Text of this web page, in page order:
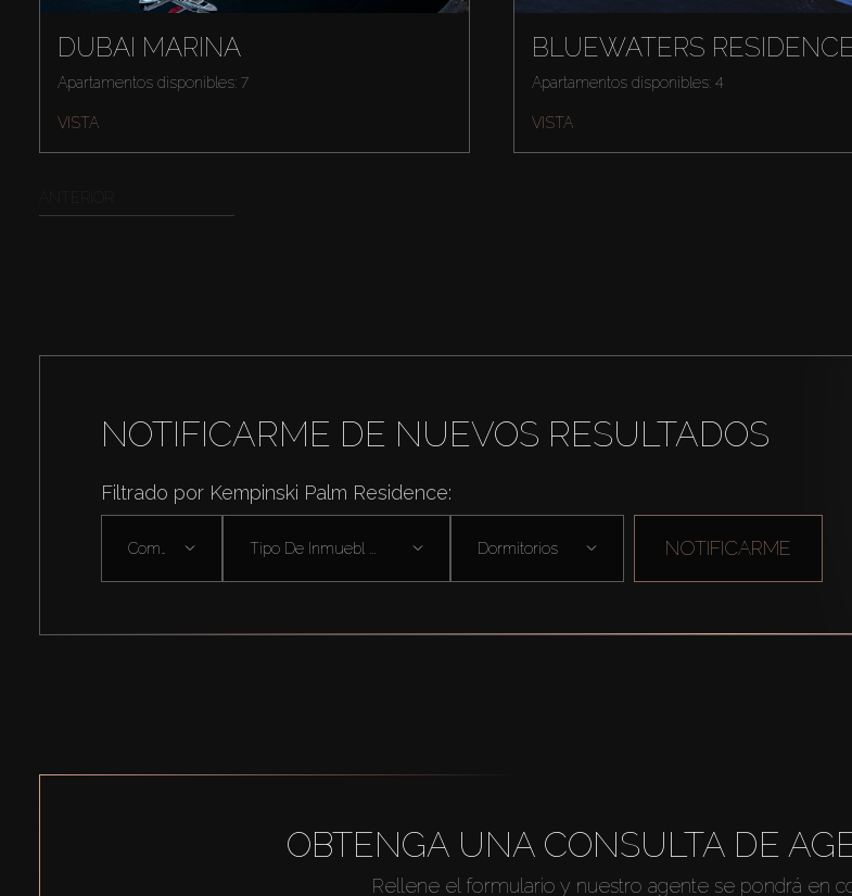
DUBAI MARINA
Apartamentos disponibles: 7
VISTA
BLUEWATERS
Apartamentos disponibles: 4
VISTA
NOTIFICARME DE NUEVOS RESULTADOS
Filtrado por Kempinski Palm Residence:
Tipo De Inmuebl ... Dormitorios NOTIFICARME
OBTENGA UNA CONSULTA DE
Rellene el formulario y nuestro agente se pondrá en